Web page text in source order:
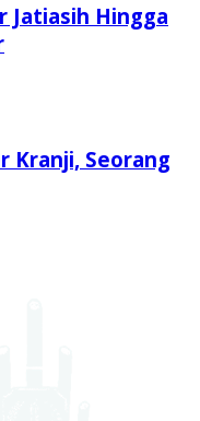
Jatiasih Hingga
Kranji, Seorang